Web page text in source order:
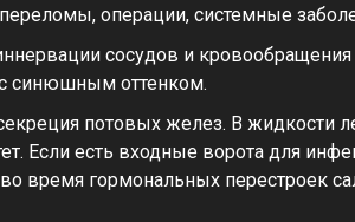
операции, системные
сосудов и
синюшным оттенком.
потовых желез. В жидкости
Если есть входные ворота для
во время гормональных перестроек